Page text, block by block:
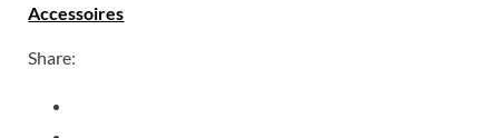
Accessoires
Share: